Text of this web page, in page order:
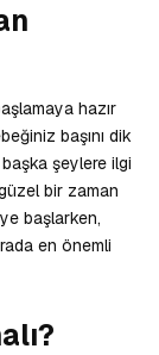
hazır
başını dik
şeylere ilgi
bir zaman
başlarken,
en önemli